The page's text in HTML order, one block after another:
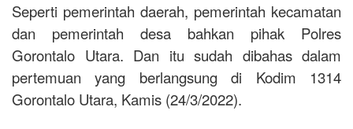
Seperti pemerintah daerah, pemerintah kecamatan
dan pemerintah desa bahkan pihak Polres
Gorontalo Utara. Dan itu sudah dibahas dalam
pertemuan yang berlangsung di Kodim 1314
Gorontalo Utara, Kamis (24/3/2022).